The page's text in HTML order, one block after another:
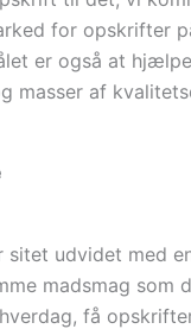
for opskrifter
er også at
masser af
udvidet med
madsmag
få